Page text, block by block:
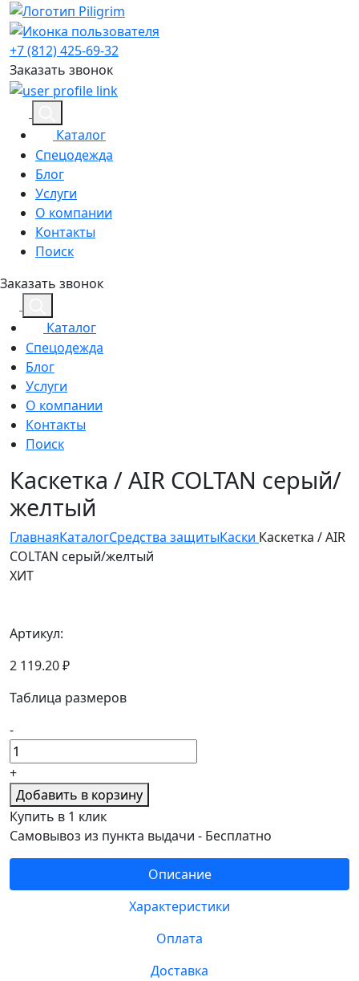
+7 (812) 425-69-32
Заказать звонок
Каталог
Спецодежда
Блог
Услуги
О компании
Контакты
Поиск
Заказать звонок
Каталог
Спецодежда
Блог
Услуги
О компании
Контакты
Поиск
Каскетка / AIR COLTAN серый/
желтый
ГлавнаяКаталогСредства защитыКаски Каскетка / AIR
COLTAN серый/желтый
ХИТ
Артикул:
2 119.20 ₽
Таблица размеров
-
+
Добавить в корзину
Купить в 1 клик
Самовывоз из пункта выдачи - Бесплатно
Описание
Характеристики
Оплата
Доставка